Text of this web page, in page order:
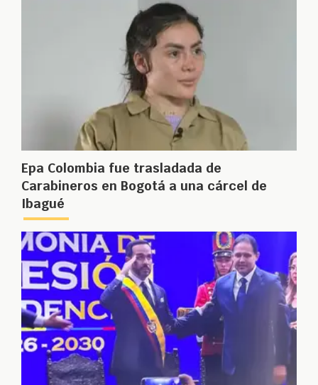
Epa Colombia fue trasladada de
Carabineros en Bogotá a una cárcel de
Ibagué